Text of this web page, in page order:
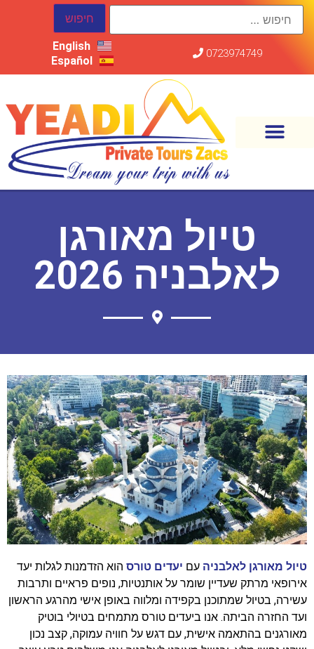
0723974749
English
Español
טיול מאורגן
לאלבניה 2026
טיול מאורגן לאלבניה עם יעדים טורס הוא הזדמנות לגלות יעד
אירופאי מרתק שעדיין שומר על אותנטיות, נופים פראיים ותרבות
עשירה, בטיול שמתוכנן בקפידה ומלווה באופן אישי מהרגע הראשון
ועד החזרה הביתה. אנו ביעדים טורס מתמחים בטיולי בוטיק
מאורגנים בהתאמה אישית, עם דגש על חוויה עמוקה, קצב נכון